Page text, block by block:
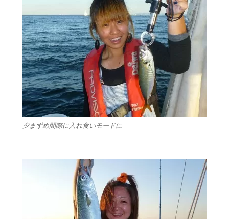
夕まずめ間際に入れ食いモードに